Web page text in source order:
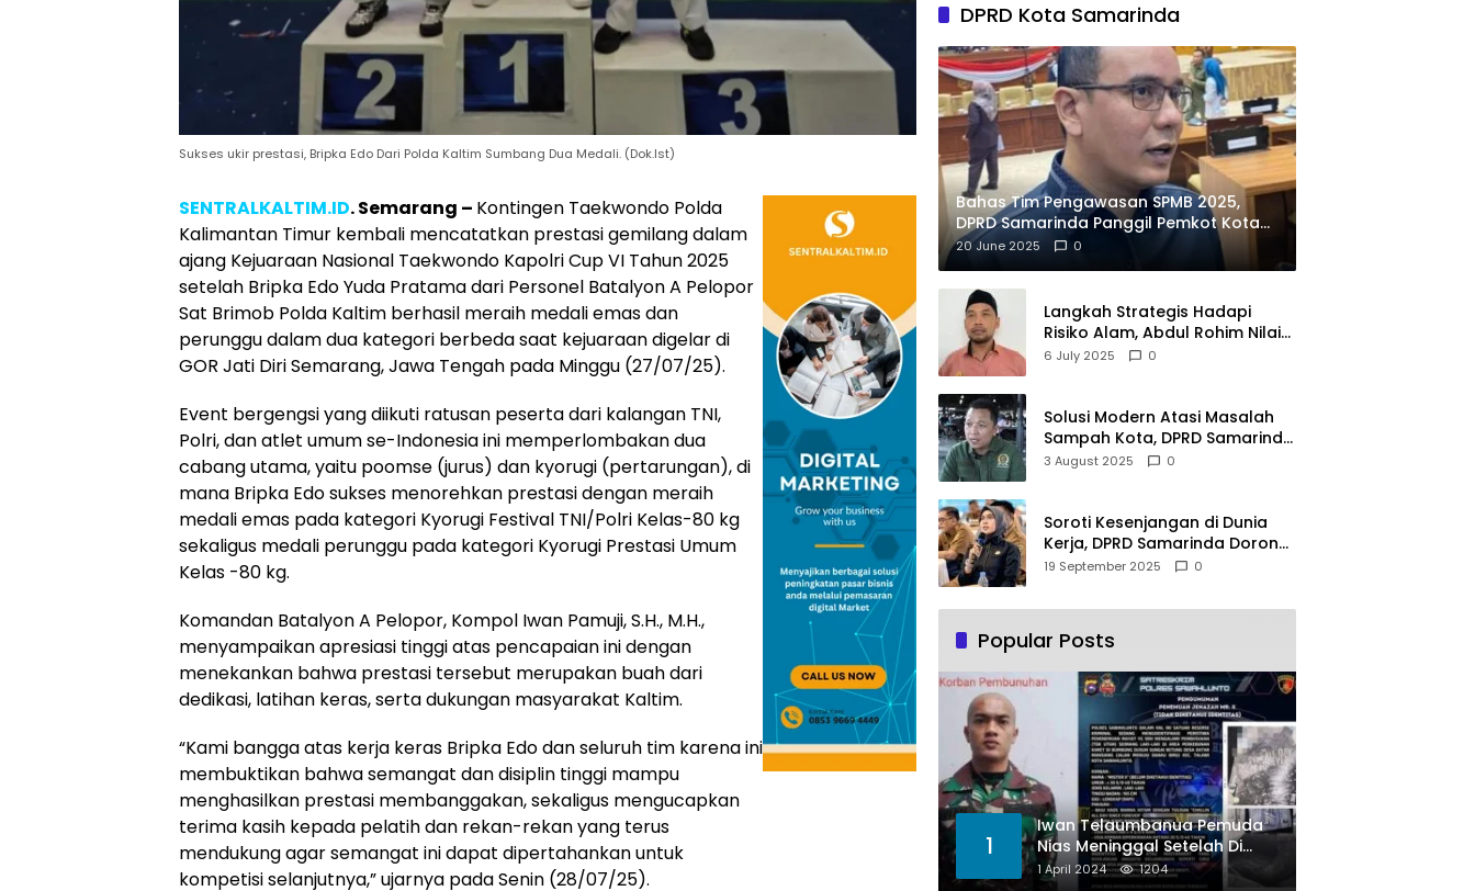
Sukses ukir prestasi, Bripka Edo Dari Polda Kaltim Sumbang Dua Medali. (Dok.Ist)
SENTRALKALTIM.ID. Semarang – Kontingen Taekwondo Polda
Kalimantan Timur kembali mencatatkan prestasi gemilang dalam
ajang Kejuaraan Nasional Taekwondo Kapolri Cup VI Tahun 2025
setelah Bripka Edo Yuda Pratama dari Personel Batalyon A Pelopor
Sat Brimob Polda Kaltim berhasil meraih medali emas dan
perunggu dalam dua kategori berbeda saat kejuaraan digelar di
GOR Jati Diri Semarang, Jawa Tengah pada Minggu (27/07/25).
Event bergengsi yang diikuti ratusan peserta dari kalangan TNI,
Polri, dan atlet umum se-Indonesia ini memperlombakan dua
cabang utama, yaitu poomse (jurus) dan kyorugi (pertarungan), di
mana Bripka Edo sukses menorehkan prestasi dengan meraih
medali emas pada kategori Kyorugi Festival TNI/Polri Kelas-80 kg
sekaligus medali perunggu pada kategori Kyorugi Prestasi Umum
Kelas -80 kg.
Komandan Batalyon A Pelopor, Kompol Iwan Pamuji, S.H., M.H.,
menyampaikan apresiasi tinggi atas pencapaian ini dengan
menekankan bahwa prestasi tersebut merupakan buah dari
dedikasi, latihan keras, serta dukungan masyarakat Kaltim.
“Kami bangga atas kerja keras Bripka Edo dan seluruh tim karena ini
membuktikan bahwa semangat dan disiplin tinggi mampu
menghasilkan prestasi membanggakan, sekaligus mengucapkan
terima kasih kepada pelatih dan rekan-rekan yang terus
mendukung agar semangat ini dapat dipertahankan untuk
kompetisi selanjutnya,” ujarnya pada Senin (28/07/25).
DPRD Kota Samarinda
Bahas Tim Pengawasan SPMB 2025,
DPRD Samarinda Panggil Pemkot Kota
Tepian
20 June 2025 0
Langkah Strategis Hadapi
Risiko Alam, Abdul Rohim Nilai
Samarinda Siap Jadi Pusat
6 July 2025 0
Solusi Modern Atasi Masalah
Sampah Kota, DPRD Samarinda
Dukung Penuh Proyek PLTSA
3 August 2025 0
Soroti Kesenjangan di Dunia
Kerja, DPRD Samarinda Dorong
Pemkot Gencarkan
19 September 2025 0
Popular Posts
1
Iwan Telaumbanua Pemuda
Nias Meninggal Setelah Di
Habisi Oknum TNI AL
1 April 2024 1204